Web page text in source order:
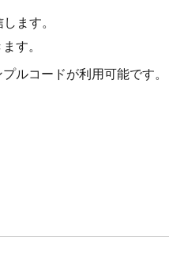
ます。
す。
ルコードが利用可能です。